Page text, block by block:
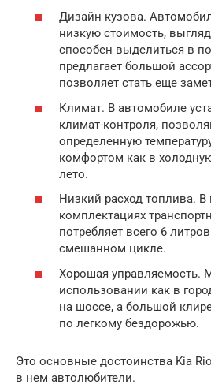
Дизайн кузова.
низкую стоимость,
способен выделиться в
предлагает большой
позволяет стать еще
Климат. В автомобиле
климат-контроля,
определенную
комфортом как в
лето.
Низкий расход топлива.
комплектациях
потребляет всего 6
смешанном цикле.
Хорошая управляемость.
использовании как в
на шоссе, а большой
по легкому бездорожью.
Это основные достоинства Kia
в нем автолюбители.